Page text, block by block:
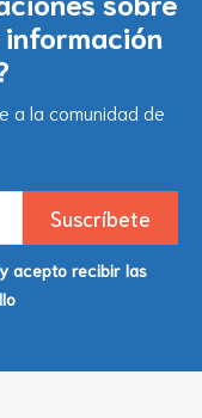
a la comunidad de
acepto recibir las